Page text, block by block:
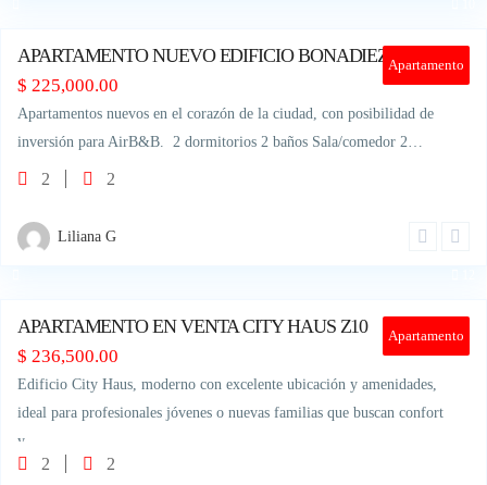
Apartamento
APARTAMENTO NUEVO EDIFICIO BONADIEZ Z10
$ 225,000.00
Apartamentos nuevos en el corazón de la ciudad, con posibilidad de
inversión para AirB&B. 2 dormitorios 2 baños Sala/comedor 2…
2 2
Liliana G
Apartamento
APARTAMENTO EN VENTA CITY HAUS Z10
$ 236,500.00
Edificio City Haus, moderno con excelente ubicación y amenidades,
ideal para profesionales jóvenes o nuevas familias que buscan confort
y…
2 2